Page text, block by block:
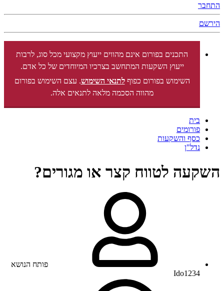
התחבר
הירשם
התכנים בפורום אינם מהווים ייעוץ מקצועי מכל סוג, לרבות
ייעוץ השקעות המתחשב בצרכיו המיוחדים של כל אדם.
השימוש בפורום כפוףלתנאי השימוש. עצם השימוש בפורום
מהווה הסכמה מלאה לתנאים אלה.
בית
פורומים
כסף והשקעות
נדל"ן
השקעה לטווח קצר או מגורים?
פותח הנושא
Ido1234